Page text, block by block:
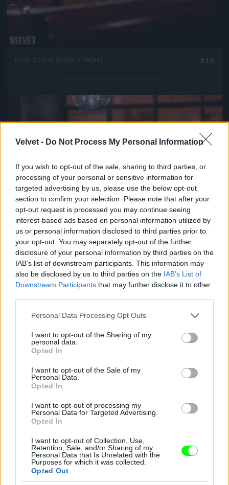
Velvet - Do Not Process My Personal Information
If you wish to opt-out of the sale, sharing to third parties, or
processing of your personal or sensitive information for
targeted advertising by us, please use the below opt-out
section to confirm your selection. Please note that after your
opt-out request is processed you may continue seeing
interest-based ads based on personal information utilized by
us or personal information disclosed to third parties prior to
your opt-out. You may separately opt-out of the further
disclosure of your personal information by third parties on the
IAB’s list of downstream participants. This information may
also be disclosed by us to third parties on the IAB’s List of
Downstream Participants that may further disclose it to other
Please note that this website/app uses one or more Google
not limited to your visit or usage behaviour. You may click to
grant or deny consent to Google and its third-party tags to
use your data for below specified purposes in below Google
consent section.
Personal Data Processing Opt Outs
I want to opt-out of the Sharing of my
personal data.
Opted In
I want to opt-out of the Sale of my
Personal Data.
Opted In
I want to opt-out of processing my
Personal Data for Targeted Advertising.
Opted In
I want to opt-out of Collection, Use,
Retention, Sale, and/or Sharing of my
Personal Data that Is Unrelated with the
Purposes for which it was collected.
Opted Out
Jön még kép!
Fotó: Szécsi István / Velvet #14
Jön még kép!